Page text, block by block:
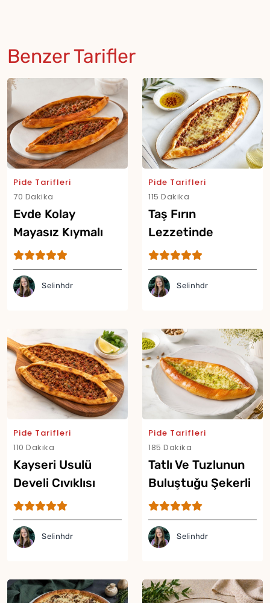
Benzer Tarifler
Pide Tarifleri
70 Dakika
Evde Kolay
Mayasız Kıymalı
Pide Tarifi
Selinhdr
Pide Tarifleri
115 Dakika
Taş Fırın
Lezzetinde
Kıymalı Pide Tarifi
Selinhdr
Pide Tarifleri
110 Dakika
Kayseri Usulü
Develi Cıvıklısı
Tarifi
Selinhdr
Pide Tarifleri
185 Dakika
Tatlı Ve Tuzlunun
Buluştuğu Şekerli
Pide Tarifi
Selinhdr